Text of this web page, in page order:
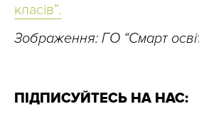
класів”.
Зображення: ГО “Смарт
ПІДПИСУЙТЕСЬ НА НАС: